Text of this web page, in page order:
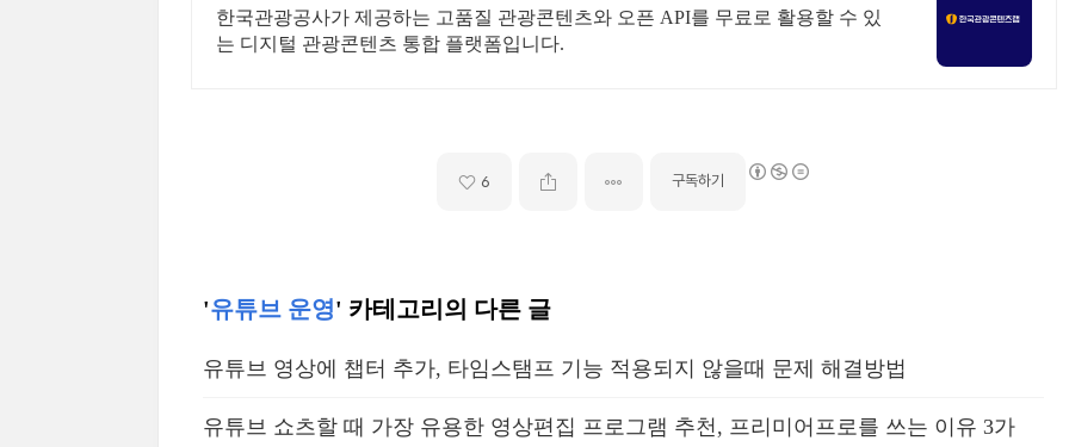
한국관광공사가 제공하는 고품질 관광콘텐츠와 오픈 API를 무료로 활용할 수 있
는 디지털 관광콘텐츠 통합 플랫폼입니다.
6 구독하기
'유튜브 운영' 카테고리의 다른 글
유튜브 영상에 챕터 추가, 타임스탬프 기능 적용되지 않을때 문제 해결방법
유튜브 쇼츠할 때 가장 유용한 영상편집 프로그램 추천, 프리미어프로를 쓰는 이유 3가